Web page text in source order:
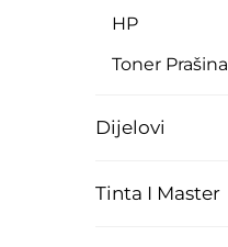
HP
Toner Prašina
Dijelovi
Tinta I Master